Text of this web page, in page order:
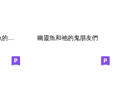
對世間還有留戀的魚的靈魂 幽靈魚和祂的鬼朋友們